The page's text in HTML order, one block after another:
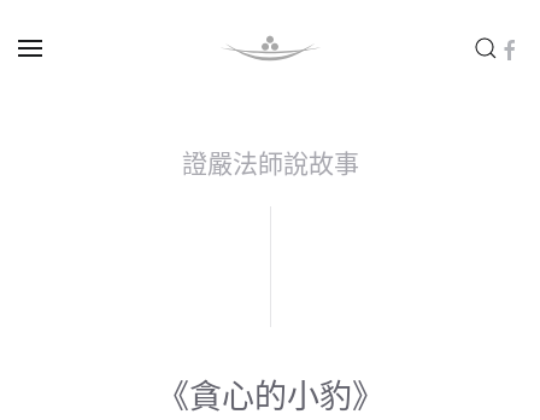
證嚴法師說故事
《貪心的小豹》